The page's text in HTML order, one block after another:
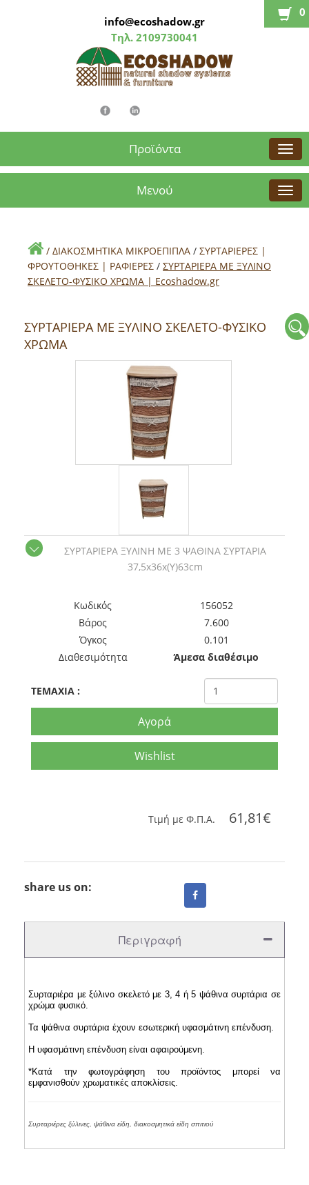
info@ecoshadow.gr
Τηλ. 2109730041
0
Προϊόντα
Μενού
/ ΔΙΑΚΟΣΜΗΤΙΚΑ ΜΙΚΡΟΕΠΙΠΛΑ / ΣΥΡΤΑΡΙΕΡΕΣ |
ΦΡΟΥΤΟΘΗΚΕΣ | ΡΑΦΙΕΡΕΣ / ΣΥΡΤΑΡΙΕΡΑ ΜΕ ΞΥΛΙΝΟ
ΣΚΕΛΕΤΟ-ΦΥΣΙΚΟ ΧΡΩΜΑ | Εcoshadow.gr
ΣΥΡΤΑΡΙΕΡΑ ΜΕ ΞΥΛΙΝΟ ΣΚΕΛΕΤΟ-ΦΥΣΙΚΟ
ΧΡΩΜΑ
ΣΥΡΤΑΡΙΕΡΑ ΞΥΛΙΝΗ ΜΕ 3 ΨΑΘΙΝΑ ΣΥΡΤΑΡΙΑ
37,5x36x(Y)63cm
Kωδικός
156052
Βάρος
7.600
Όγκος
0.101
Διαθεσιμότητα
Άμεσα διαθέσιμο
TEMAXIA :
Αγορά
Wishlist
Tιμή με Φ.Π.Α. 61,81€
share us on:
Περιγραφή
Συρταριέρα με ξύλινο σκελετό με 3, 4 ή 5 ψάθινα συρτάρια σε
χρώμα φυσικό.
Τα ψάθινα συρτάρια έχουν εσωτερική υφασμάτινη επένδυση.
Η υφασμάτινη επένδυση είναι αφαιρούμενη.
*Κατά την φωτογράφηση του προϊόντος μπορεί να
εμφανισθούν χρωματικές αποκλίσεις.
Συρταριέρες ξύλινες, ψάθινα είδη, διακοσμητικά είδη σπιτιού